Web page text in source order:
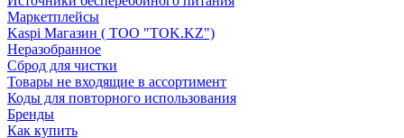
Маркетплейсы
Kaspi Магазин ( ТОО "TOK.KZ")
Неразобранное
Сброд для чистки
Товары не входящие в ассортимент
Коды для повторного использования
Бренды
Как купить